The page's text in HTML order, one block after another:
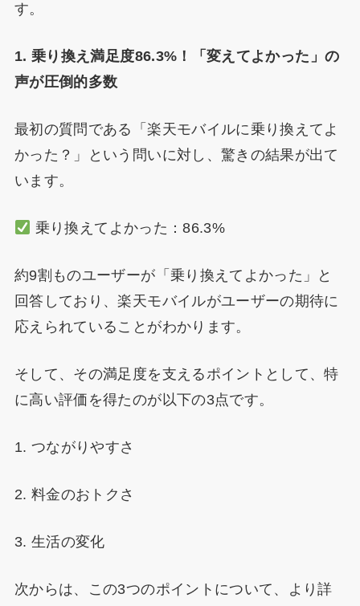
す。
1. 乗り換え満足度86.3%！「変えてよかった」の
声が圧倒的多数
最初の質問である「楽天モバイルに乗り換えてよ
かった？」という問いに対し、驚きの結果が出て
います。
乗り換えてよかった：86.3%
約9割ものユーザーが「乗り換えてよかった」と
回答しており、楽天モバイルがユーザーの期待に
応えられていることがわかります。
そして、その満足度を支えるポイントとして、特
に高い評価を得たのが以下の3点です。
1. つながりやすさ
2. 料金のおトクさ
3. 生活の変化
次からは、この3つのポイントについて、より詳